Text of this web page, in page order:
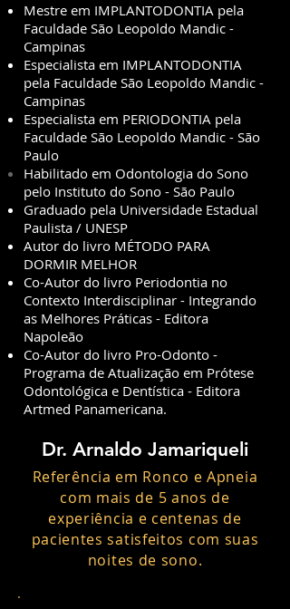
Mestre em IMPLANTODONTIA pela
Faculdade São Leopoldo Mandic -
Campinas
Especialista em IMPLANTODONTIA
pela Faculdade São Leopoldo Mandic -
Campinas
Especialista em PERIODONTIA pela
Faculdade São Leopoldo Mandic - São
Paulo
Habilitado em Odontologia do Sono
pelo Instituto do Sono - São Paulo
Graduado pela Universidade Estadual
Paulista / UNESP
Autor do livro MÉTODO PARA
DORMIR MELHOR
Co-Autor do livro Periodontia no
Contexto Interdisciplinar - Integrando
as Melhores Práticas - Editora
Napoleão
Co-Autor do livro Pro-Odonto -
Programa de Atualização em Prótese
Odontológica e Dentística - Editora
Artmed Panamericana.
Dr. Arnaldo Jamariqueli
Referência em Ronco e Apneia
com mais de 5 anos de
experiência e centenas de
pacientes satisfeitos com suas
noites de sono.